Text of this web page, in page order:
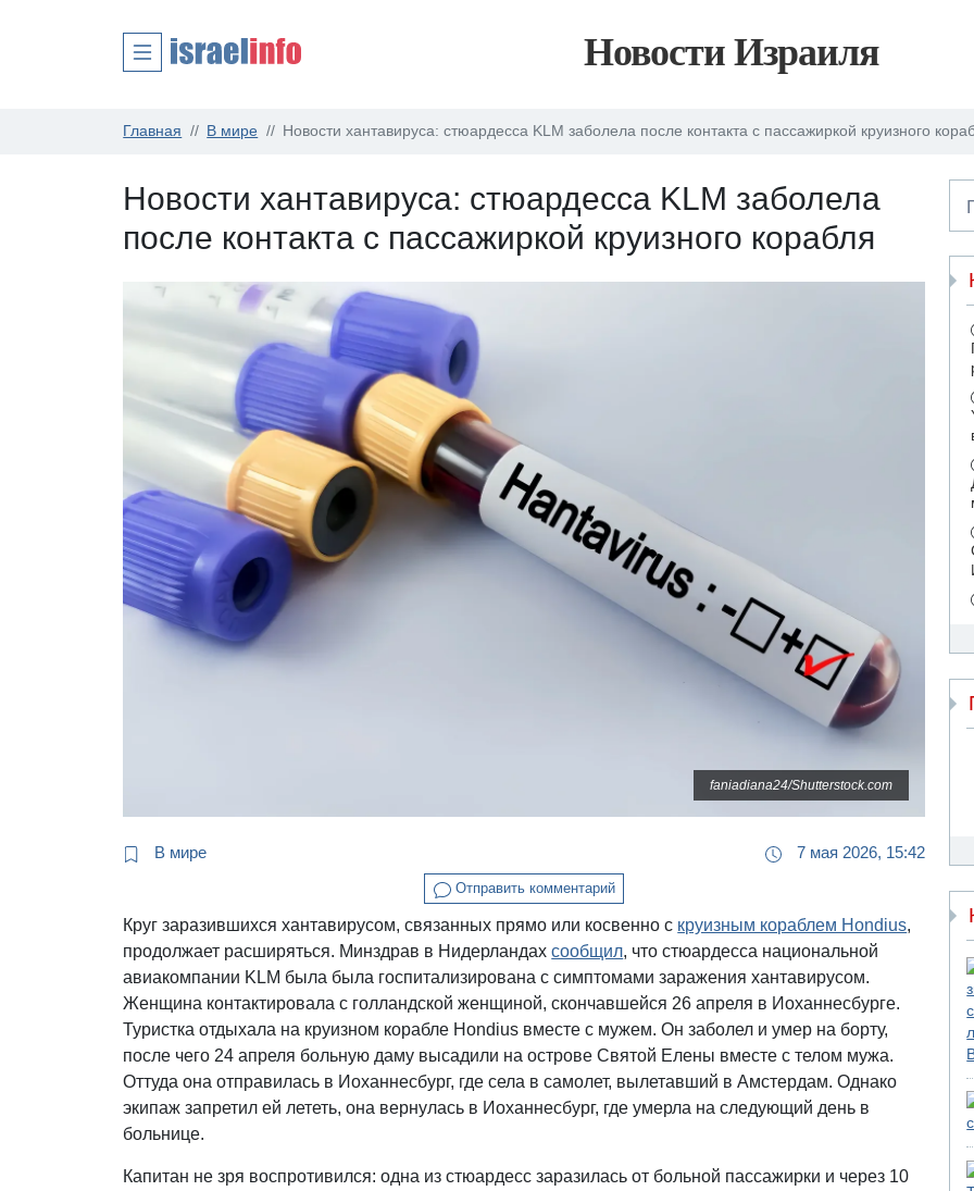
Новости Израиля
Главная В мире Новости хантавируса: стюардесса KLM заболела после контакта с пассажиркой круизного
Новости хантавируса: стюардесса KLM заболела
после контакта с пассажиркой круизного корабля
faniadiana24/Shutterstock.com
В мире 7 мая 2026, 15:42
Отправить комментарий
Круг заразившихся хантавирусом, связанных прямо или косвенно с круизным кораблем Hondius,
продолжает расширяться. Минздрав в Нидерландахсообщил, что стюардесса национальной
авиакомпании KLM была была госпитализирована с симптомами заражения хантавирусом.
Женщина контактировала с голландской женщиной, скончавшейся 26 апреля в Иоханнесбурге.
Туристка отдыхала на круизном корабле Hondius вместе с мужем. Он заболел и умер на борту,
после чего 24 апреля больную даму высадили на острове Святой Елены вместе с телом мужа.
Оттуда она отправилась в Иоханнесбург, где села в самолет, вылетавший в Амстердам. Однако
экипаж запретил ей лететь, она вернулась в Иоханнесбург, где умерла на следующий день в
больнице.
Капитан не зря воспротивился: одна из стюардесс заразилась от больной пассажирки и через 10